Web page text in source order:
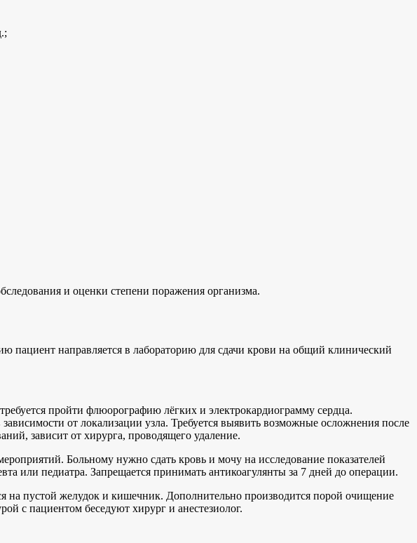
и оценки степени поражения организма.
пациент направляется в лабораторию для сдачи крови на общий клинический
пройти флюорографию лёгких и электрокардиограмму сердца.
от локализации узла. Требуется выявить возможные осложнения после
зависит от хирурга, проводящего удаление.
Больному нужно сдать кровь и мочу на исследование показателей
или педиатра. Запрещается принимать антикоагулянты за 7 дней до операции.
на пустой желудок и кишечник. Дополнительно производится порой очищение
с пациентом беседуют хирург и анестезиолог.